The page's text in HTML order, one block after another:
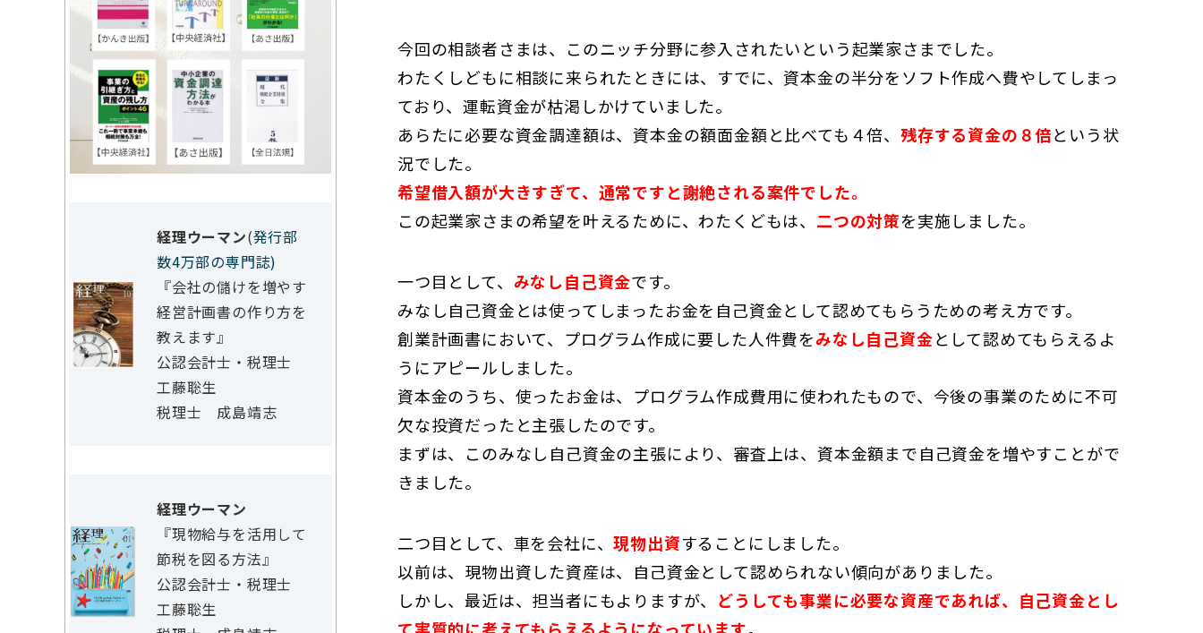
今回の相談者さまは、このニッチ分野に参入されたいという起業家さまでした。
わたくしどもに相談に来られたときには、すでに、資本金の半分をソフト作成へ費やしてしまっ
ており、運転資金が枯渇しかけていました。
あらたに必要な資金調達額は、資本金の額面金額と比べても４倍、 残存する資金の８倍という状
況でした。
希望借入額が大きすぎて、通常ですと謝絶される案件でした。
この起業家さまの希望を叶えるために、わたくどもは、 二つの対策を実施しました。
一つ目として、 みなし自己資金です。
みなし自己資金とは使ってしまったお金を自己資金として認めてもらうための考え方です。
創業計画書において、プログラム作成に要した人件費をみなし自己資金として認めてもらえるよ
うにアピールしました。
資本金のうち、使ったお金は、プログラム作成費用に使われたもので、今後の事業のために不可
欠な投資だったと主張したのです。
まずは、このみなし自己資金の主張により、審査上は、資本金額まで自己資金を増やすことがで
きました。
二つ目として、車を会社に、現物出資することにしました。
以前は、現物出資した資産は、自己資金として認められない傾向がありました。
しかし、最近は、担当者にもよりますが、 どうしても事業に必要な資産であれば、自己資金とし
て実質的に考えてもらえるようになっています。
経理ウーマン(発行部
数4万部の専門誌)
『会社の儲けを増やす
経営計画書の作り方を
教えます』
公認会計士・税理士
工藤聡生
税理士 成島靖志
経理ウーマン
『現物給与を活用して
節税を図る方法』
公認会計士・税理士
工藤聡生